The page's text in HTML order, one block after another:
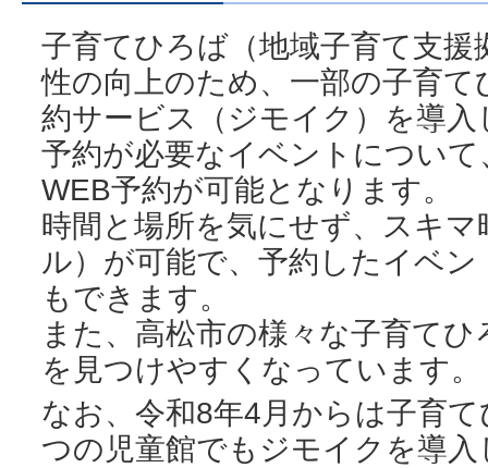
子育てひろば（地域子育て支
性の向上のため、一部の子育
約サービス（ジモイク）を導
予約が必要なイベントについ
WEB予約が可能となります。
時間と場所を気にせず、スキ
ル）が可能で、予約したイベ
もできます。
また、高松市の様々な子育て
を見つけやすくなっています。
なお、令和8年4月からは子育
つの児童館でもジモイクを導入